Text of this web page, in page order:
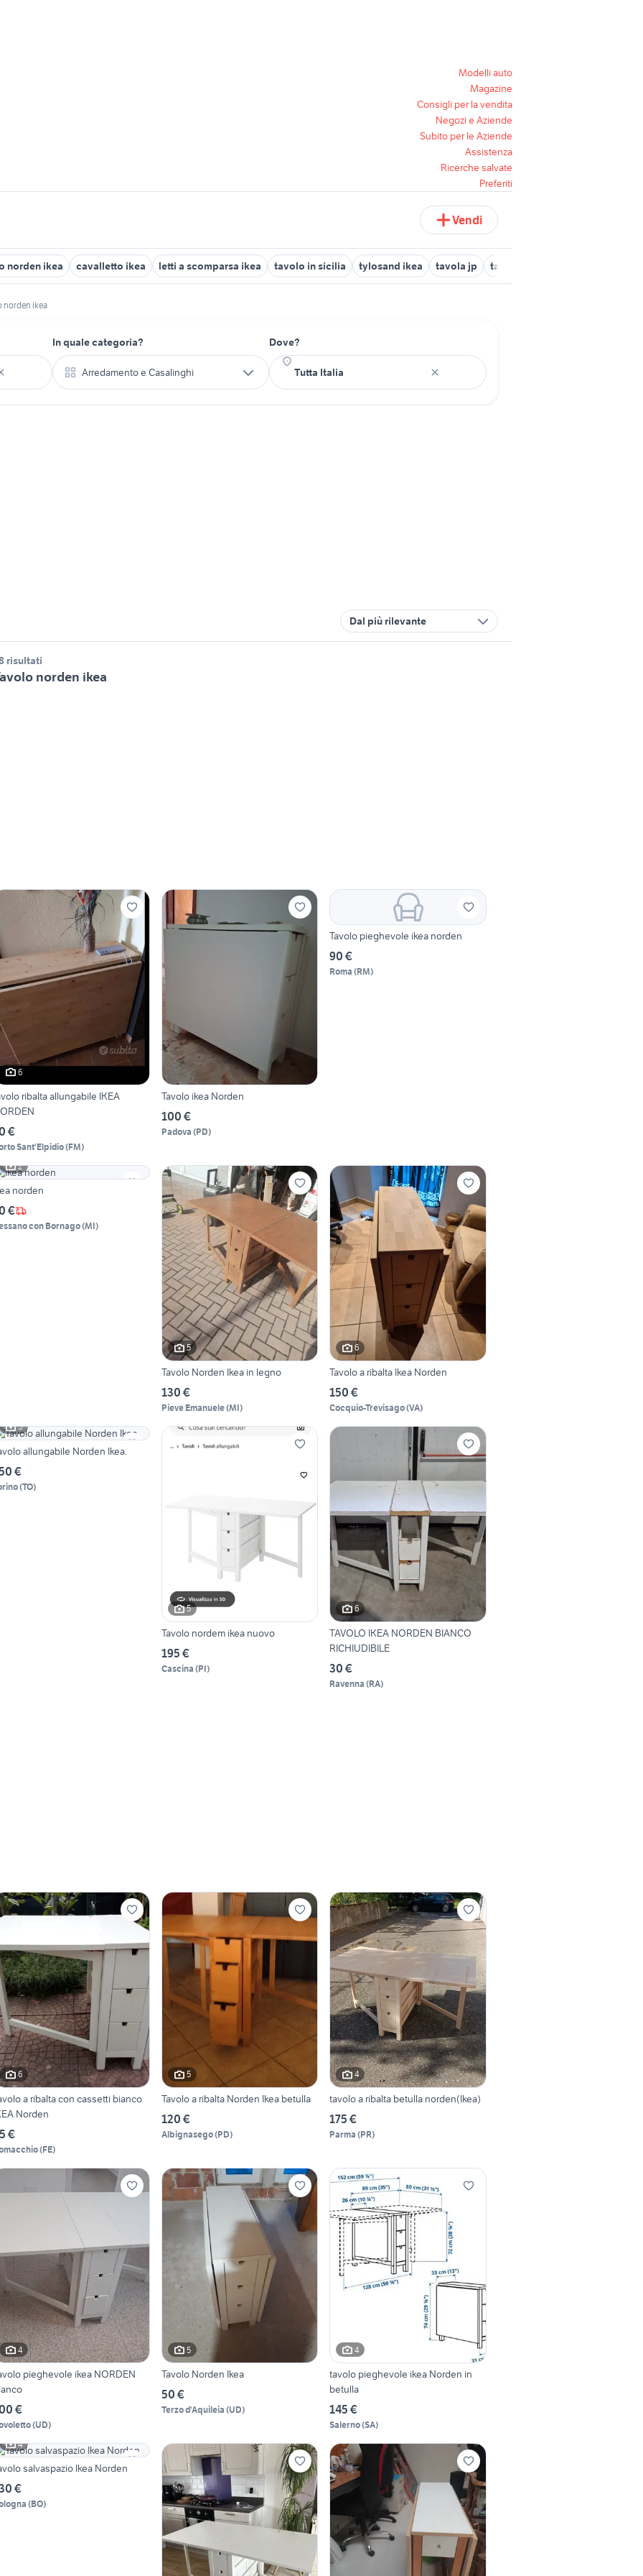
Modelli auto
Magazine
Consigli per la vendita
Negozi e Aziende
Subito per le Aziende
Assistenza
Ricerche salvate
Preferiti
Vendi
norden ikea cavalletto ikea letti a scomparsa ikea tavolo in sicilia tylosand ikea tavola jp tavolo 3 metri fisso
norden ikea
In quale categoria?
Arredamento e Casalinghi
Dove?
Dal più rilevante
risultati
norden ikea
6
ribalta allungabile IKEA
€
Sant'Elpidio(FM)
Tavolo ikea Norden
100 €
Padova (PD)
Tavolo pieghevole ikea norden
90 €
Roma (RM)
2
norden
€
con Bornago(MI)
5
Tavolo Norden Ikea in legno
130 €
Pieve Emanuele(MI)
6
Tavolo a ribalta Ikea Norden
150 €
Cocquio-Trevisago(VA)
5
allungabile Norden Ikea.
€
(TO)
5
Tavolo nordem ikea nuovo
195 €
Cascina (PI)
6
TAVOLO IKEA NORDEN BIANCO
RICHIUDIBILE
30 €
Ravenna (RA)
6
a ribalta con cassetti bianco
Norden
€
(FE)
5
Tavolo a ribalta Norden Ikea betulla
120 €
Albignasego(PD)
4
tavolo a ribalta betulla norden(Ikea)
175 €
Parma (PR)
4
pieghevole ikea NORDEN
€
(UD)
5
Tavolo Norden Ikea
50 €
Terzo d'Aquileia (UD)
4
tavolo pieghevole ikea Norden in
betulla
145 €
Salerno(SA)
4
salvaspazio Ikea Norden
€
(BO)